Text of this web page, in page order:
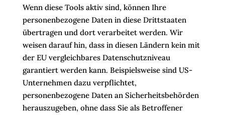
Wenn diese Tools aktiv sind, können Ihre
personenbezogene Daten in diese Drittstaaten
übertragen und dort verarbeitet werden. Wir
weisen darauf hin, dass in diesen Ländern kein mit
der EU vergleichbares Datenschutzniveau
garantiert werden kann. Beispielsweise sind US-
Unternehmen dazu verpflichtet,
personenbezogene Daten an Sicherheitsbehörden
herauszugeben, ohne dass Sie als Betroffener